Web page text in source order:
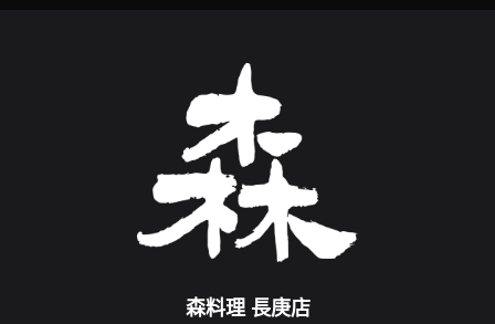
森料理 長庚店